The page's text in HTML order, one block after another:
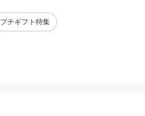
プチギフト特集